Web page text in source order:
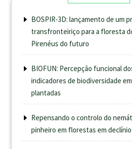
BOSPIR-3D: lançamento de um
transfronteiriço para a floresta
Pirenéus do futuro
BIOFUN: Percepção funcional
indicadores de biodiversidade
plantadas
Repensando o controlo do
pinheiro em florestas em declínio